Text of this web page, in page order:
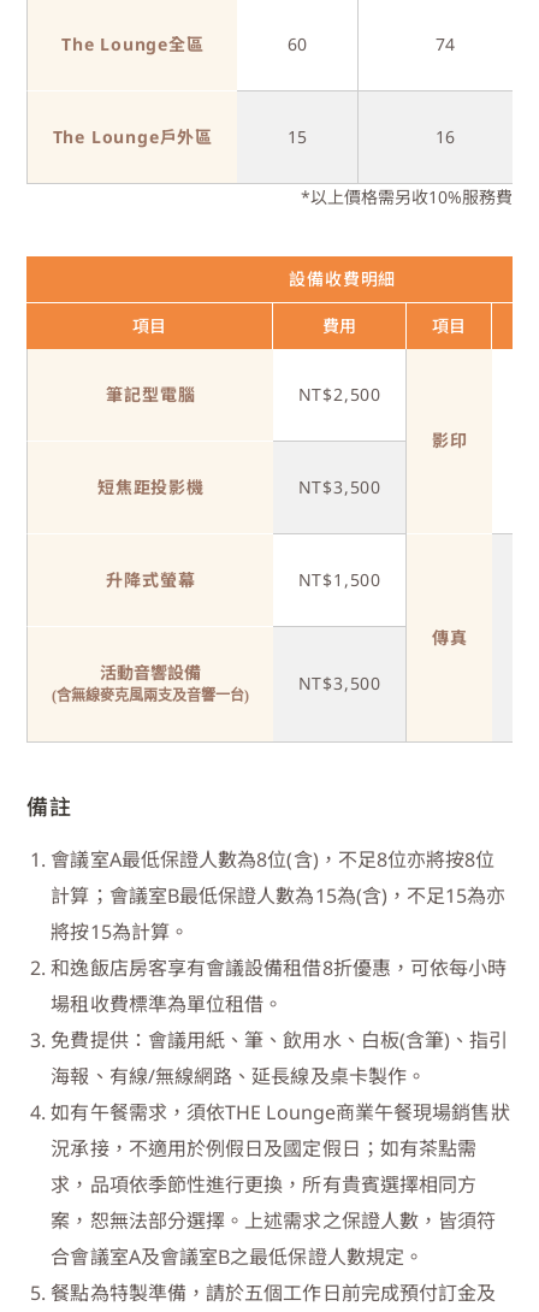
The Lounge全區 60 74
The Lounge戶外區 15 16
*以上價格需另收10%服務費
設備收費明細
項目 費用 項目
筆記型電腦
NT$2,500
影印
短焦距投影機
NT$3,500
升降式螢幕 NT$1,500
傳真
活動音響設備
(含無線麥克風兩支及音響一台)
NT$3,500
備註
會議室A最低保證人數為8位(含)，不足8位亦將按8位
計算；會議室B最低保證人數為15為(含)，不足15為亦
將按15為計算。
和逸飯店房客享有會議設備租借8折優惠，可依每小時
場租收費標準為單位租借。
免費提供：會議用紙、筆、飲用水、白板(含筆)、指引
海報、有線/無線網路、延長線及桌卡製作。
如有午餐需求，須依THE Lounge商業午餐現場銷售狀
況承接，不適用於例假日及國定假日；如有茶點需
求，品項依季節性進行更換，所有貴賓選擇相同方
案，恕無法部分選擇。上述需求之保證人數，皆須符
合會議室A及會議室B之最低保證人數規定。
餐點為特製準備，請於五個工作日前完成預付訂金及